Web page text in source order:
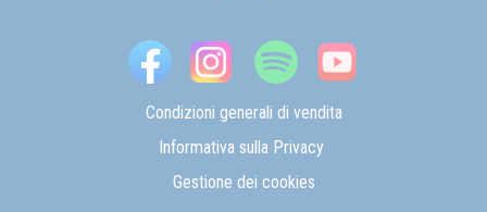
Condizioni generali di vendita
Informativa sulla Privacy
Gestione dei cookies